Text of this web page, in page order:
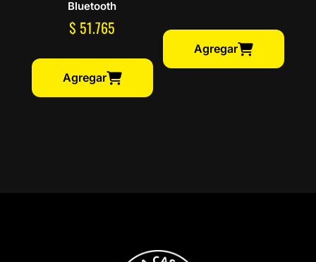
Bluetooth
$ 51.765
Agregar
Agregar